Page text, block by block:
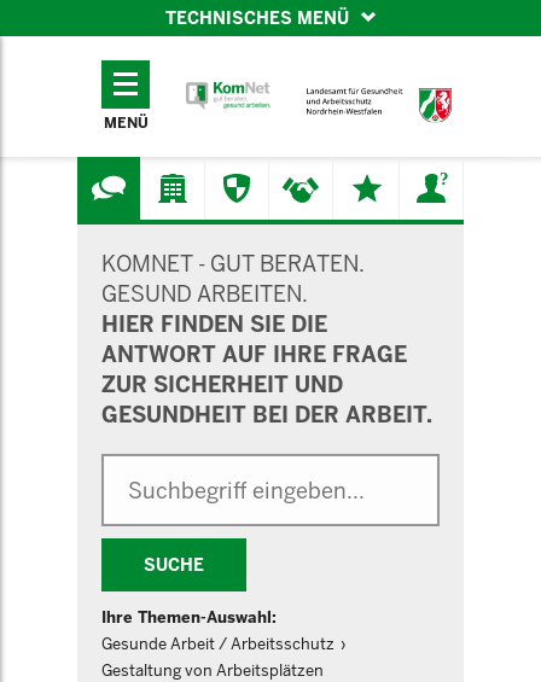
TECHNISCHES MENÜ
TECHNISCHES
MENÜ
KOMNET - GUT BERATEN.
GESUND ARBEITEN.
HIER FINDEN SIE DIE
ANTWORT AUF IHRE FRAGE
ZUR SICHERHEIT UND
GESUNDHEIT BEI DER ARBEIT.
SUCHE
Ihre Themen-Auswahl:
Gesunde Arbeit / Arbeitsschutz
Gestaltung von Arbeitsplätzen